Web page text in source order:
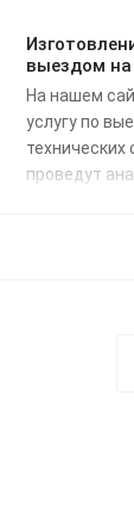
в
отправки.
выездом на
На нашем
услугу по
технических
проведут